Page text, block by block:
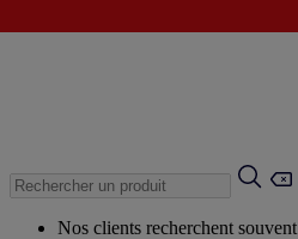
Nos clients recherchent souvent